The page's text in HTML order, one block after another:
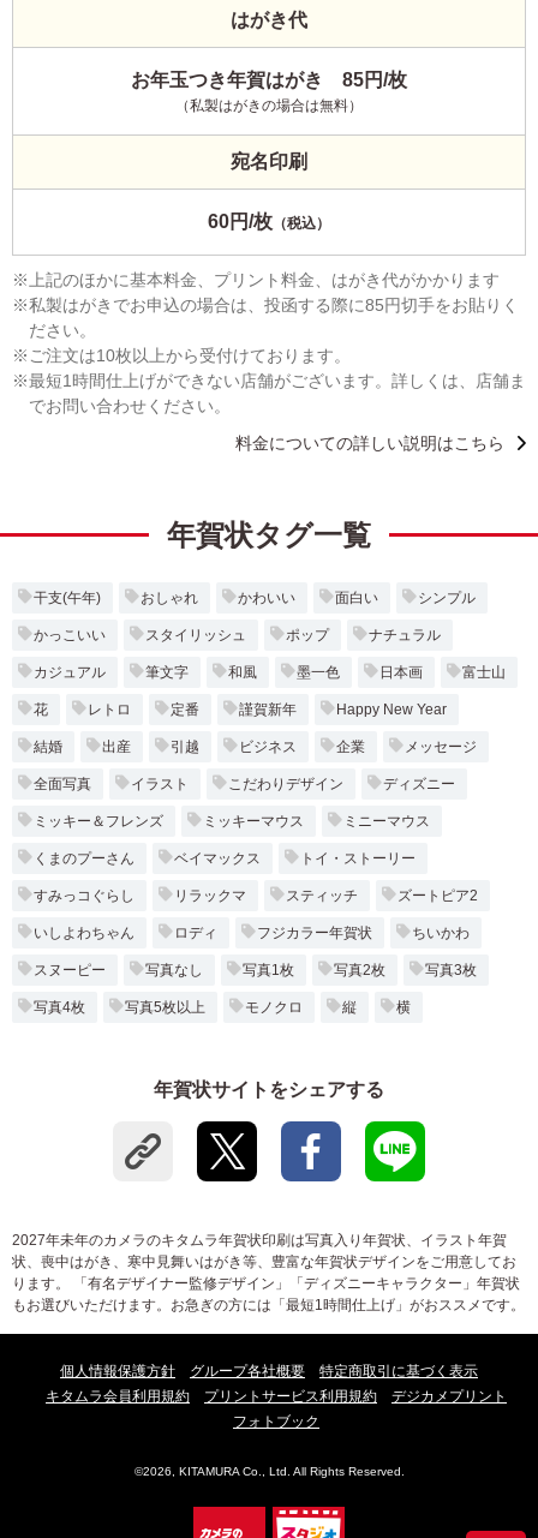
はがき代
お年玉つき年賀はがき 85円/枚
（私製はがきの場合は無料）
宛名印刷
60円/枚 （税込）
上記のほかに基本料金、プリント料金、はがき代がかかります
私製はがきでお申込の場合は、投函する際に85円切手をお貼りく
ださい。
ご注文は10枚以上から受付けております。
最短1時間仕上げができない店舗がございます。詳しくは、店舗ま
でお問い合わせください。
料金についての詳しい説明はこちら
年賀状タグ一覧
干支(午年) おしゃれ かわいい 面白い シンプル
かっこいい スタイリッシュ ポップ ナチュラル
カジュアル 筆文字 和風 墨一色 日本画 富士山
花 レトロ 定番 謹賀新年 Happy New Year
結婚 出産 引越 ビジネス 企業 メッセージ
全面写真 イラスト こだわりデザイン ディズニー
ミッキー＆フレンズ ミッキーマウス ミニーマウス
くまのプーさん ベイマックス トイ・ストーリー
すみっコぐらし リラックマ スティッチ ズートピア2
いしよわちゃん ロディ フジカラー年賀状 ちいかわ
スヌーピー 写真なし 写真1枚 写真2枚 写真3枚
写真4枚 写真5枚以上 モノクロ 縦 横
年賀状サイトをシェアする
2027年未年のカメラのキタムラ年賀状印刷は写真入り年賀状、イラスト年賀
状、喪中はがき、寒中見舞いはがき等、豊富な年賀状デザインをご用意してお
ります。 「有名デザイナー監修デザイン」「ディズニーキャラクター」年賀状
もお選びいただけます。お急ぎの方には「最短1時間仕上げ」がおススメです。
個人情報保護方針 グループ各社概要
特定商取引に基づく表示
キタムラ会員利用規約
プリントサービス利用規約
デジカメプリント
フォトブック
©2026, KITAMURA Co., Ltd. All Rights Reserved.